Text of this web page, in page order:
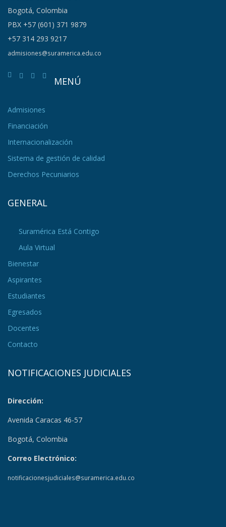
Bogotá, Colombia
PBX +57 (601) 371 9879
+57 314 293 9217
admisiones@suramerica.edu.co
MENÚ
Admisiones
Financiación
Internacionalización
Sistema de gestión de calidad
Derechos Pecuniarios
GENERAL
Suramérica Está Contigo
Aula Virtual
Bienestar
Aspirantes
Estudiantes
Egresados
Docentes
Contacto
NOTIFICACIONES JUDICIALES
Dirección:
Avenida Caracas 46-57
Bogotá, Colombia
Correo Electrónico:
notificacionesjudiciales@suramerica.edu.co